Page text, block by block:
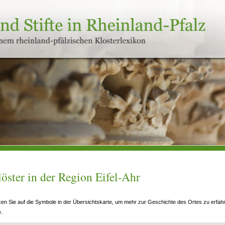
in der Region Eifel-Ahr
Sie auf die Symbole in der Übersichtskarte, um mehr zur Geschichte des Ortes zu